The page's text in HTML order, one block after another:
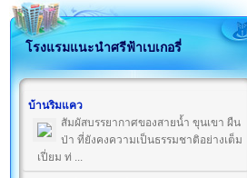
โรงแรมแนะนำศรีฟ้าเบเกอรี่
บ้านริมแคว
สัมผัสบรรยากาศของสายน้ำ ขุนเขา ผืน
ป่า ที่ยังคงความเป็นธรรมชาติอย่างเต็ม
เปี่ยม ท่ ...